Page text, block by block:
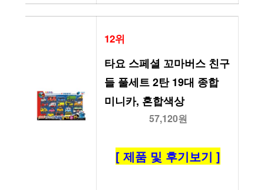
12위
타요 스페셜 꼬마버스 친구
들 풀세트 2탄 19대 종합
미니카, 혼합색상
57,120원
[ 제품 및 후기보기 ]